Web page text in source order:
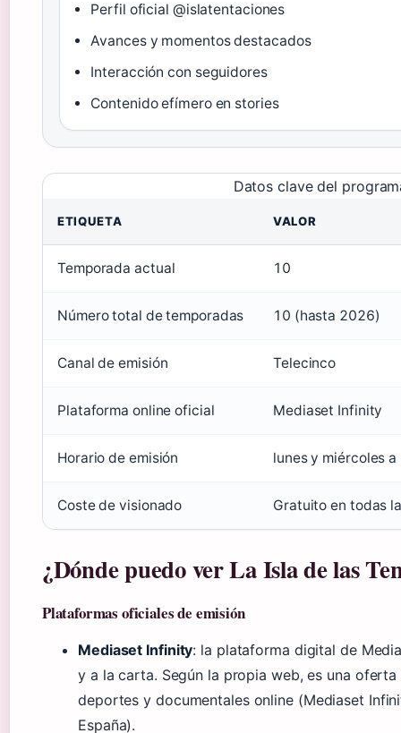
Perfil oficial @islatentaciones
Avances y momentos destacados
Interacción con seguidores
Contenido efímero en stories
Datos clave del
ETIQUETA VALOR
Temporada actual 10
Número total de temporadas 10 (hasta 2026)
Canal de emisión Telecinco
Plataforma online oficial Mediaset Infinity
Horario de emisión lunes y miércoles
Coste de visionado Gratuito en todas
¿Dónde puedo ver La Isla de las
Plataformas oficiales de emisión
Mediaset Infinity: la plataforma digital de
y a la carta. Según la propia web, es una
deportes y documentales online (Mediaset
España).